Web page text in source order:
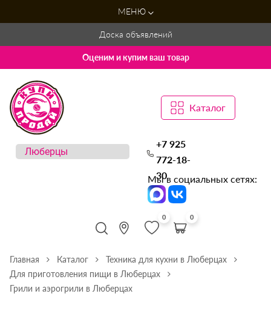
МЕНЮ
Доска объявлений
Оценим и купим ваш товар
Каталог
+7 925
772-18-
30
Мы в социальных сетях:
0 0
Главная Каталог
Техника для кухни в Люберцах
Для приготовления пищи в Люберцах
Грили и аэрогрили в Люберцах